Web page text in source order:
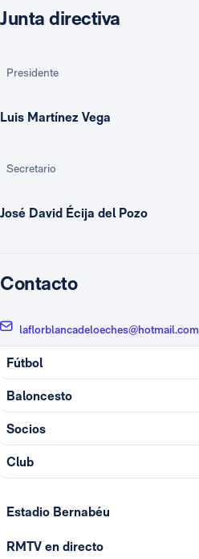
Junta directiva
Presidente
Luis Martínez Vega
Secretario
José David Écija del Pozo
Contacto
laflorblancadeloeches@hotmail.com
Fútbol
Baloncesto
Socios
Club
Estadio Bernabéu
RMTV en directo